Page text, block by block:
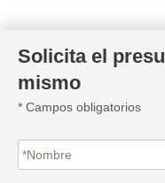
Solicita el
mismo
* Campos obligatorios